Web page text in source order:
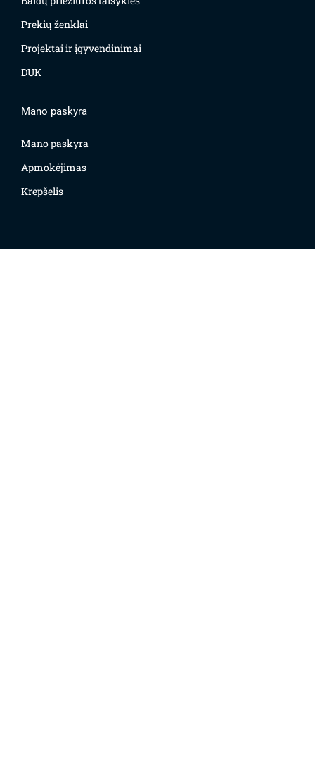
Prekių ženklai
Projektai ir įgyvendinimai
DUK
Mano paskyra
Mano paskyra
Apmokėjimas
Krepšelis